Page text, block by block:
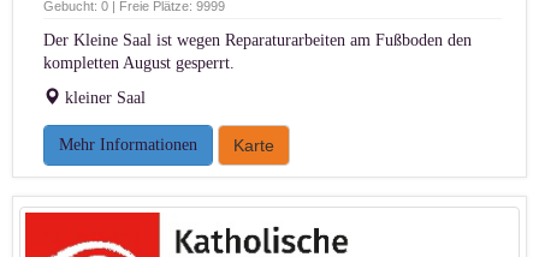
Gebucht: 0 | Freie Plätze: 9999
Der Kleine Saal ist wegen Reparaturarbeiten am Fußboden den
kompletten August gesperrt.
kleiner Saal
Mehr Informationen Karte